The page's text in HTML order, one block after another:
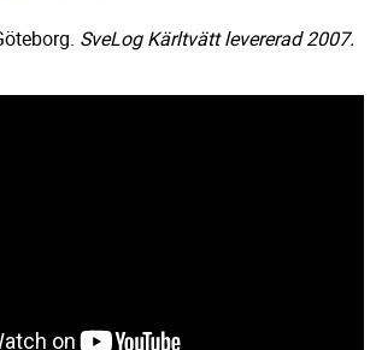
SveLog Kärltvätt levererad 2007.